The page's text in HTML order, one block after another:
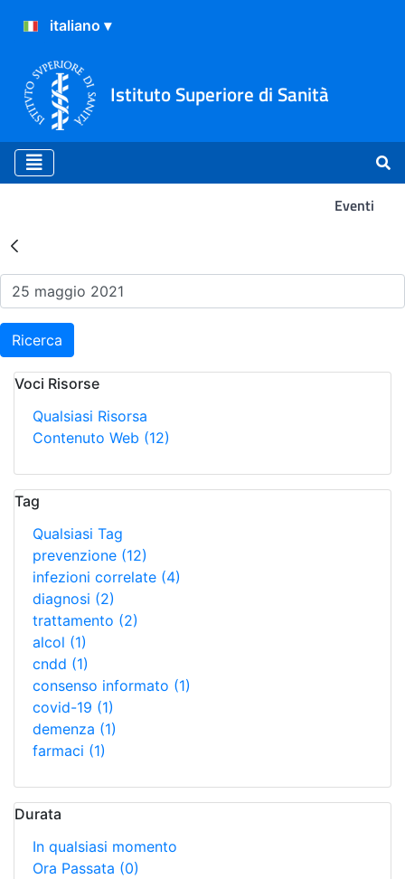
Istituto Superiore di Sanità
Eventi
Risultati della Ricerca -
Ricerca
Voci Risorse
Qualsiasi Risorsa
Contenuto Web (12)
Tag
Qualsiasi Tag
prevenzione (12)
infezioni correlate (4)
diagnosi (2)
trattamento (2)
alcol (1)
cndd (1)
consenso informato (1)
covid-19 (1)
demenza (1)
farmaci (1)
Durata
In qualsiasi momento
Ora Passata (0)